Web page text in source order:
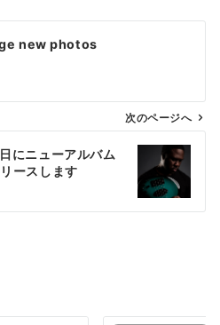
new photos
次のページへ
ニューアルバム
ースします